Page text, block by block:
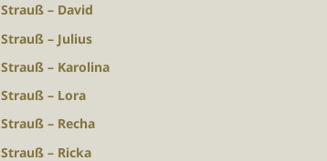
Strauß – David
Strauß – Julius
Strauß – Karolina
Strauß – Lora
Strauß – Recha
Strauß – Ricka